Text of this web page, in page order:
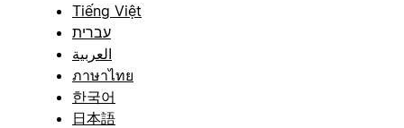
Tiếng Việt
עברית
العربية
ภาษาไทย
한국어
日本語